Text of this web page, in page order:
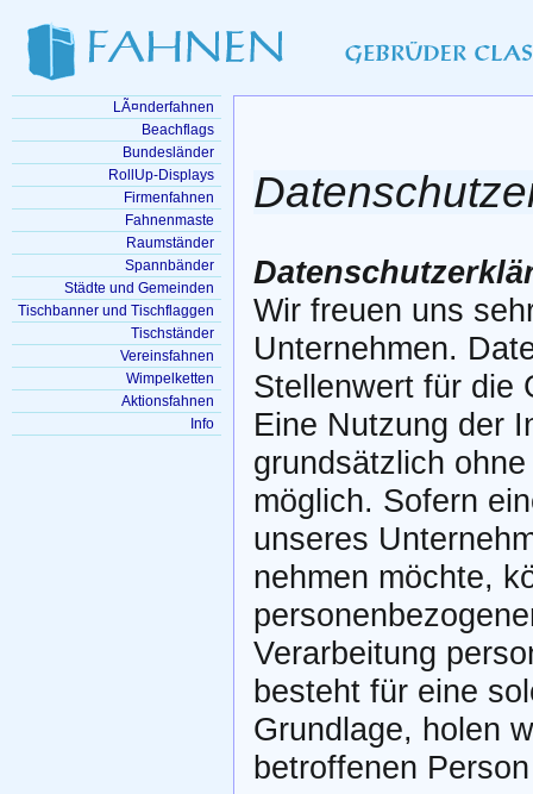
Wir freuen uns
Unternehmen.
Stellenwert für die
Eine Nutzung der
grundsätzlich
möglich. Sofern
unseres
nehmen möchte,
Verarbeitung
besteht für eine
Grundlage, holen
betroffenen
LÃ¤nderfahnen
Beachflags
Bundesländer
RollUp-Displays
Firmenfahnen
Fahnenmaste
Raumständer
Spannbänder
Städte und Gemeinden
Tischbanner und Tischflaggen
Tischständer
Vereinsfahnen
Wimpelketten
Aktionsfahnen
Info